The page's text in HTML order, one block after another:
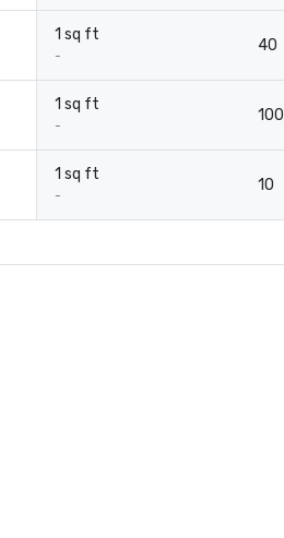
1 sq ft
-
40
1 sq ft
-
100
1 sq ft
-
10